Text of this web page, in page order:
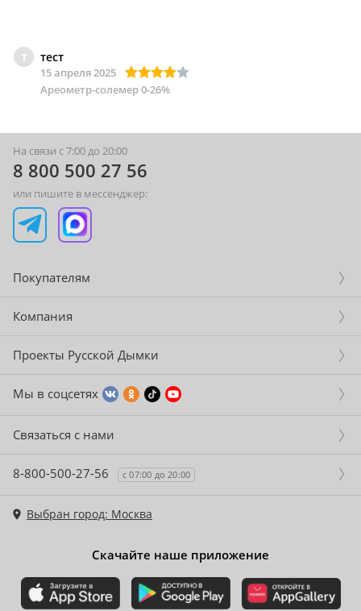
т тест
15 апреля 2025
Ареометр-солемер 0-26%
На связи с 7:00 до 20:00
8 800 500 27 56
или пишите в мессенджер:
Покупателям
Компания
Проекты Русской Дымки
Мы в соцсетях
Связаться с нами
8-800-500-27-56 с 07:00 до 20:00
Выбран город: Москва
Скачайте наше приложение